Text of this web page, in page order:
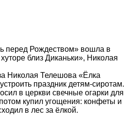
перед Рождеством» вошла в
близ Диканьки», Николая
Николая Телешова «Ёлка
праздник детям-сиротам.
в церкви свечные огарки для
купил угощения: конфеты и
в лес за ёлкой.